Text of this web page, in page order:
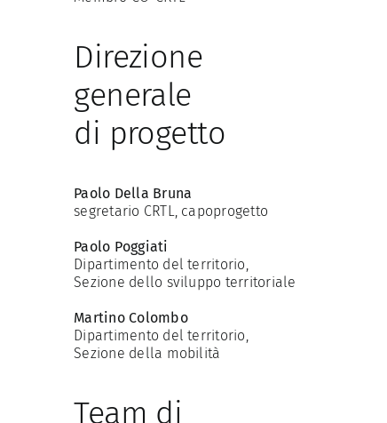
Direzione
generale
di progetto
Paolo Della Bruna
segretario CRTL, capoprogetto
Paolo Poggiati
Dipartimento del territorio,
Sezione dello sviluppo territoriale
Martino Colombo
Dipartimento del territorio,
Sezione della mobilità
Team di